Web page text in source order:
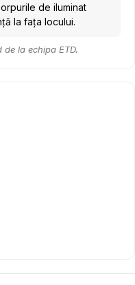
de iluminat
la fața locului.
la echipa ETD.